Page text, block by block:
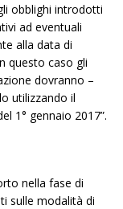
obblighi introdotti
ad eventuali
alla data di
questo caso gli
dovranno –
utilizzando il
1° gennaio 2017”.
nella fase di
sulle modalità di